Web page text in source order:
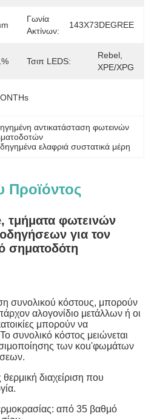
Γωνία
Ακτίνων:
143X73DEGREE
Τσιπ LEDS:
Rebel,
XPE/XPG
αντικατάσταση φωτεινών
ελαφριά συστατικά μέρη
Προϊόντος
τμήματα φωτεινών
για τον
σηματοδότη
συνολικού κόστους, μπορούν
αλογονίδιο μετάλλων ή οι
μπορούν να
συνολικό κόστος μειώνεται
των κοu'φωμάτων
διαχείριση που
από 35 βαθμό